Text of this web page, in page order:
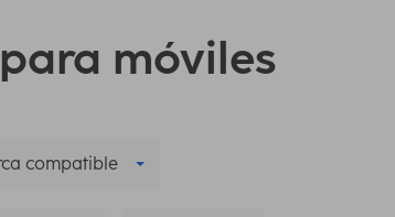
móviles
compatible